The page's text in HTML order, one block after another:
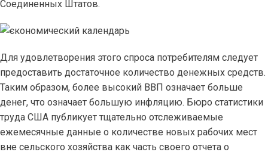
Соединенных Штатов.
Для удовлетворения этого спроса потребителям следует
предоставить достаточное количество денежных средств.
Таким образом, более высокий ВВП означает больше
денег, что означает большую инфляцию. Бюро статистики
труда США публикует тщательно отслеживаемые
ежемесячные данные о количестве новых рабочих мест
вне сельского хозяйства как часть своего отчета о